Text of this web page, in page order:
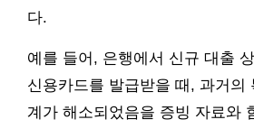
다.
예를 들어, 은행에서 신규 대출
신용카드를 발급받을 때, 과거의
계가 해소되었음을 증빙 자료와